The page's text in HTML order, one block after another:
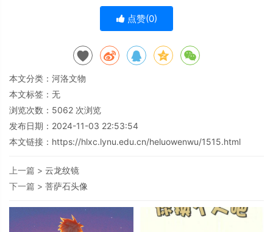
点赞(0)
本文分类： 河洛文物
本文标签：无
浏览次数： 5062 次浏览
发布日期：2024-11-03 22:53:54
本文链接： https://hlxc.lynu.edu.cn/heluowenwu/1515.html
上一篇 > 云龙纹镜
下一篇 > 菩萨石头像